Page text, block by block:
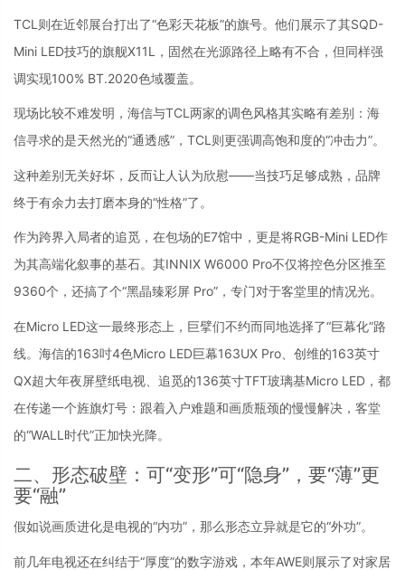
TCL则在近邻展台打出了“色彩天花板”的旗号。他们展示了其SQD-
Mini LED技巧的旗舰X11L，固然在光源路径上略有不合，但同样强
调实现100% BT.2020色域覆盖。
现场比较不难发明，海信与TCL两家的调色风格其实略有差别：海
信寻求的是天然光的“通透感”，TCL则更强调高饱和度的“冲击力”。
这种差别无关好坏，反而让人认为欣慰——当技巧足够成熟，品牌
终于有余力去打磨本身的“性格”了。
作为跨界入局者的追觅，在包场的E7馆中，更是将RGB-Mini LED作
为其高端化叙事的基石。其INNIX W6000 Pro不仅将控色分区推至
9360个，还搞了个“黑晶臻彩屏 Pro”，专门对于客堂里的情况光。
在Micro LED这一最终形态上，巨擘们不约而同地选择了“巨幕化”路
线。海信的163吋4色Micro LED巨幕163UX Pro、创维的163英寸
QX超大年夜屏壁纸电视、追觅的136英寸TFT玻璃基Micro LED，都
在传递一个旌旗灯号：跟着入户难题和画质瓶颈的慢慢解决，客堂
的“WALL时代”正加快光降。
二、形态破壁：可“变形”可“隐身”，要“薄”更
要“融”
假如说画质进化是电视的“内功”，那么形态立异就是它的“外功”。
前几年电视还在纠结于“厚度”的数字游戏，本年AWE则展示了对家居